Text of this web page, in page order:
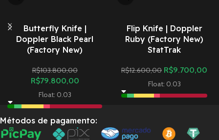
Butterfly Knife |
Doppler Black Pearl
(Factory New)
R$103.800,00
R$79.800,00
Float: 0.03
Flip Knife | Doppler
Ruby (Factory New)
StatTrak
R$12.600,00 R$9.700,00
Float: 0.03
Métodos de pagamento: